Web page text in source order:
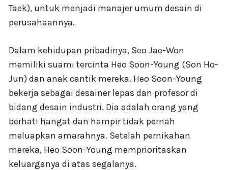
Taek), untuk menjadi manajer umum desain di
perusahaannya.
Dalam kehidupan pribadinya, Seo Jae-Won
memiliki suami tercinta Heo Soon-Young (Son Ho-
Jun) dan anak cantik mereka. Heo Soon-Young
bekerja sebagai desainer lepas dan profesor di
bidang desain industri. Dia adalah orang yang
berhati hangat dan hampir tidak pernah
meluapkan amarahnya. Setelah pernikahan
mereka, Heo Soon-Young memprioritaskan
keluarganya di atas segalanya.